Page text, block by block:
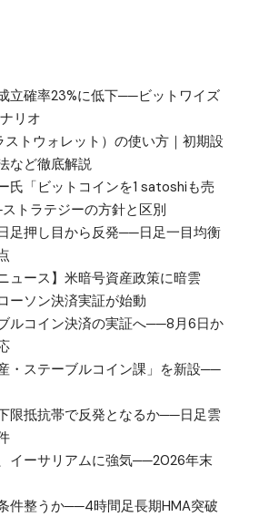
立確率23%に低下──ビットワイズ
リオ
トウォレット）の使い方｜初期設
など徹底解説
氏「ビットコインを1 satoshiも売
トラテジーの方針と区別
足押し目から反発──日足一目均衡
ュース】米暗号資産政策に暗雲
ソン決済実証が始動
ルコイン決済の実証へ──8月6日か
・ステーブルコイン課」を新設──
限抵抗帯で反発となるか──日足雲
イーサリアムに強気──2026年末
件整うか──4時間足長期HMA突破